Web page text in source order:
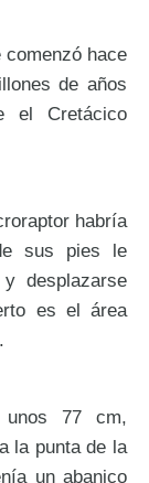
hace
de años
el Cretácico
habría
sus pies le
desplazarse
es el área
unos 77 cm,
la punta de la
un abanico